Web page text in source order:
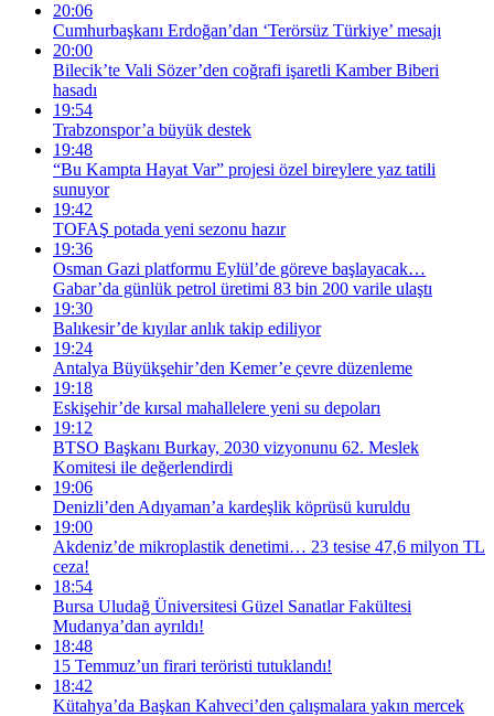
20:06
Cumhurbaşkanı Erdoğan’dan ‘Terörsüz Türkiye’ mesajı
20:00
Bilecik’te Vali Sözer’den coğrafi işaretli Kamber Biberi
hasadı
19:54
Trabzonspor’a büyük destek
19:48
“Bu Kampta Hayat Var” projesi özel bireylere yaz tatili
sunuyor
19:42
TOFAŞ potada yeni sezonu hazır
19:36
Osman Gazi platformu Eylül’de göreve başlayacak…
Gabar’da günlük petrol üretimi 83 bin 200 varile ulaştı
19:30
Balıkesir’de kıyılar anlık takip ediliyor
19:24
Antalya Büyükşehir’den Kemer’e çevre düzenleme
19:18
Eskişehir’de kırsal mahallelere yeni su depoları
19:12
BTSO Başkanı Burkay, 2030 vizyonunu 62. Meslek
Komitesi ile değerlendirdi
19:06
Denizli’den Adıyaman’a kardeşlik köprüsü kuruldu
19:00
Akdeniz’de mikroplastik denetimi… 23 tesise 47,6 milyon TL
ceza!
18:54
Bursa Uludağ Üniversitesi Güzel Sanatlar Fakültesi
Mudanya’dan ayrıldı!
18:48
15 Temmuz’un firari teröristi tutuklandı!
18:42
Kütahya’da Başkan Kahveci’den çalışmalara yakın mercek